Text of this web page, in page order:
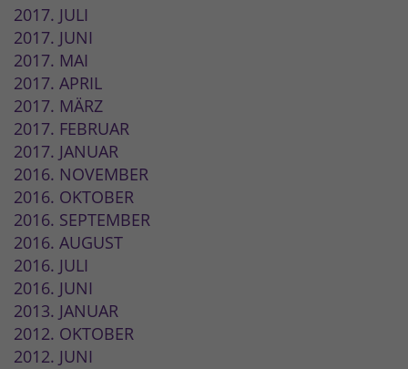
2017. JULI
2017. JUNI
2017. MAI
2017. APRIL
2017. MÄRZ
2017. FEBRUAR
2017. JANUAR
2016. NOVEMBER
2016. OKTOBER
2016. SEPTEMBER
2016. AUGUST
2016. JULI
2016. JUNI
2013. JANUAR
2012. OKTOBER
2012. JUNI